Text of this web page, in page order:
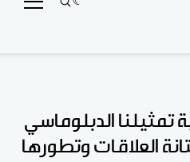
تمثيلنا الدبلوماسي
العلاقات وتطورها